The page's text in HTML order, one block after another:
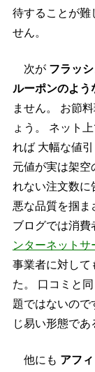
待することが難
せん。
次が フラッ
ルーポンのよう
ません。 お節
ょう。 ネット
れば 大幅な値
元値が実は架空
れない注文数に
悪な品質を掴ま
ブログでは消費
ンターネット
事業者に対して
た。 口コミと
題ではないので
じ易い形態であ
他にも アフ